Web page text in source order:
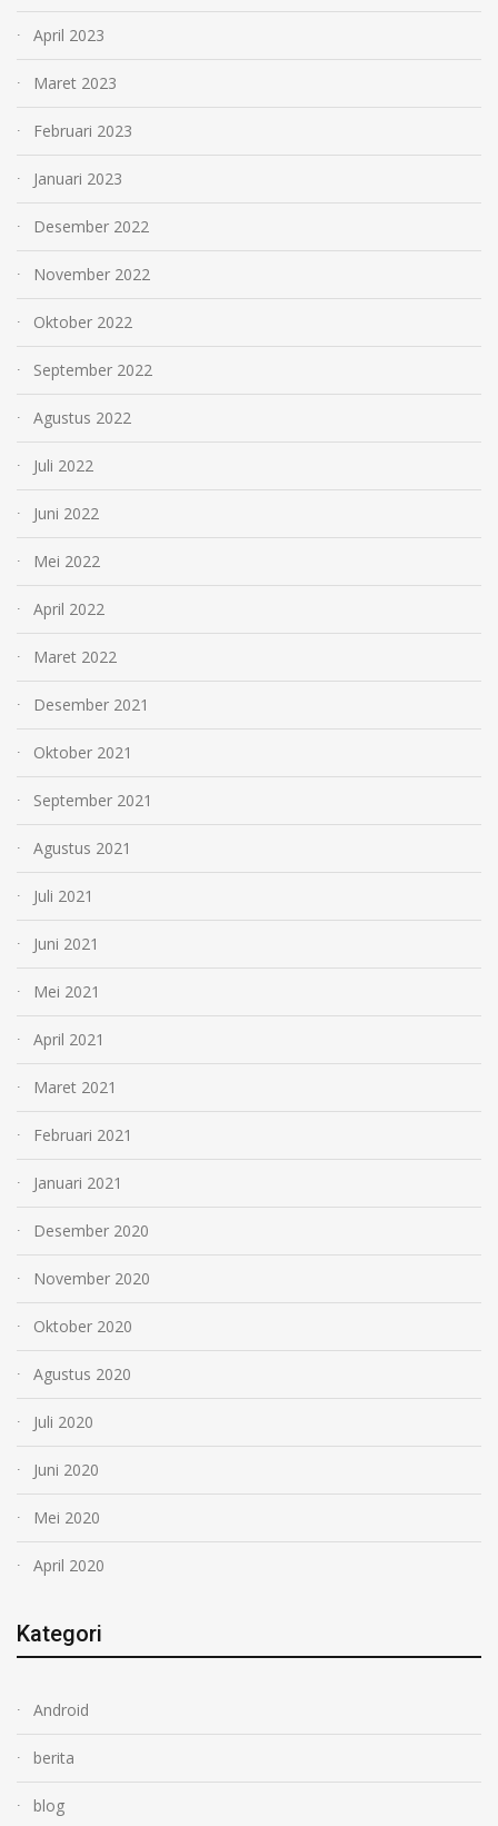
April 2023
Maret 2023
Februari 2023
Januari 2023
Desember 2022
November 2022
Oktober 2022
September 2022
Agustus 2022
Juli 2022
Juni 2022
Mei 2022
April 2022
Maret 2022
Desember 2021
Oktober 2021
September 2021
Agustus 2021
Juli 2021
Juni 2021
Mei 2021
April 2021
Maret 2021
Februari 2021
Januari 2021
Desember 2020
November 2020
Oktober 2020
Agustus 2020
Juli 2020
Juni 2020
Mei 2020
April 2020
Kategori
Android
berita
blog